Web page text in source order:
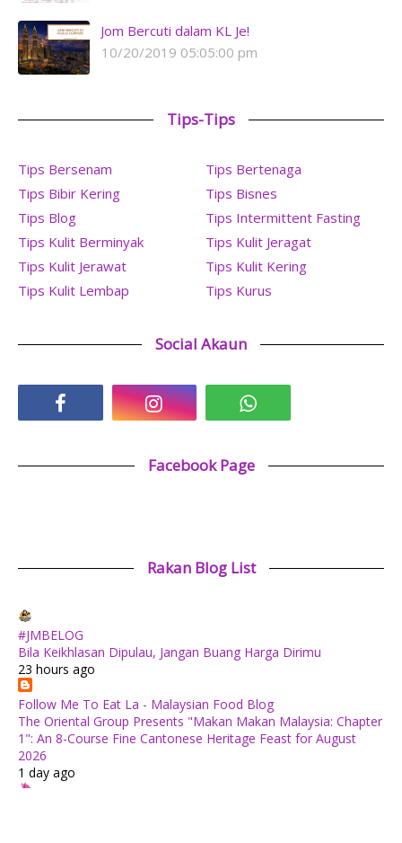
Jom Bercuti dalam KL Je!
10/20/2019 05:05:00 pm
Tips-Tips
Tips Bersenam
Tips Bertenaga
Tips Bibir Kering
Tips Bisnes
Tips Blog
Tips Intermittent Fasting
Tips Kulit Berminyak
Tips Kulit Jeragat
Tips Kulit Jerawat
Tips Kulit Kering
Tips Kulit Lembap
Tips Kurus
Social Akaun
Facebook Page
Rakan Blog List
#JMBELOG
Bila Keikhlasan Dipulau, Jangan Buang Harga Dirimu
23 hours ago
Follow Me To Eat La - Malaysian Food Blog
The Oriental Group Presents "Makan Makan Malaysia: Chapter
1": An 8-Course Fine Cantonese Heritage Feast for August
2026
1 day ago